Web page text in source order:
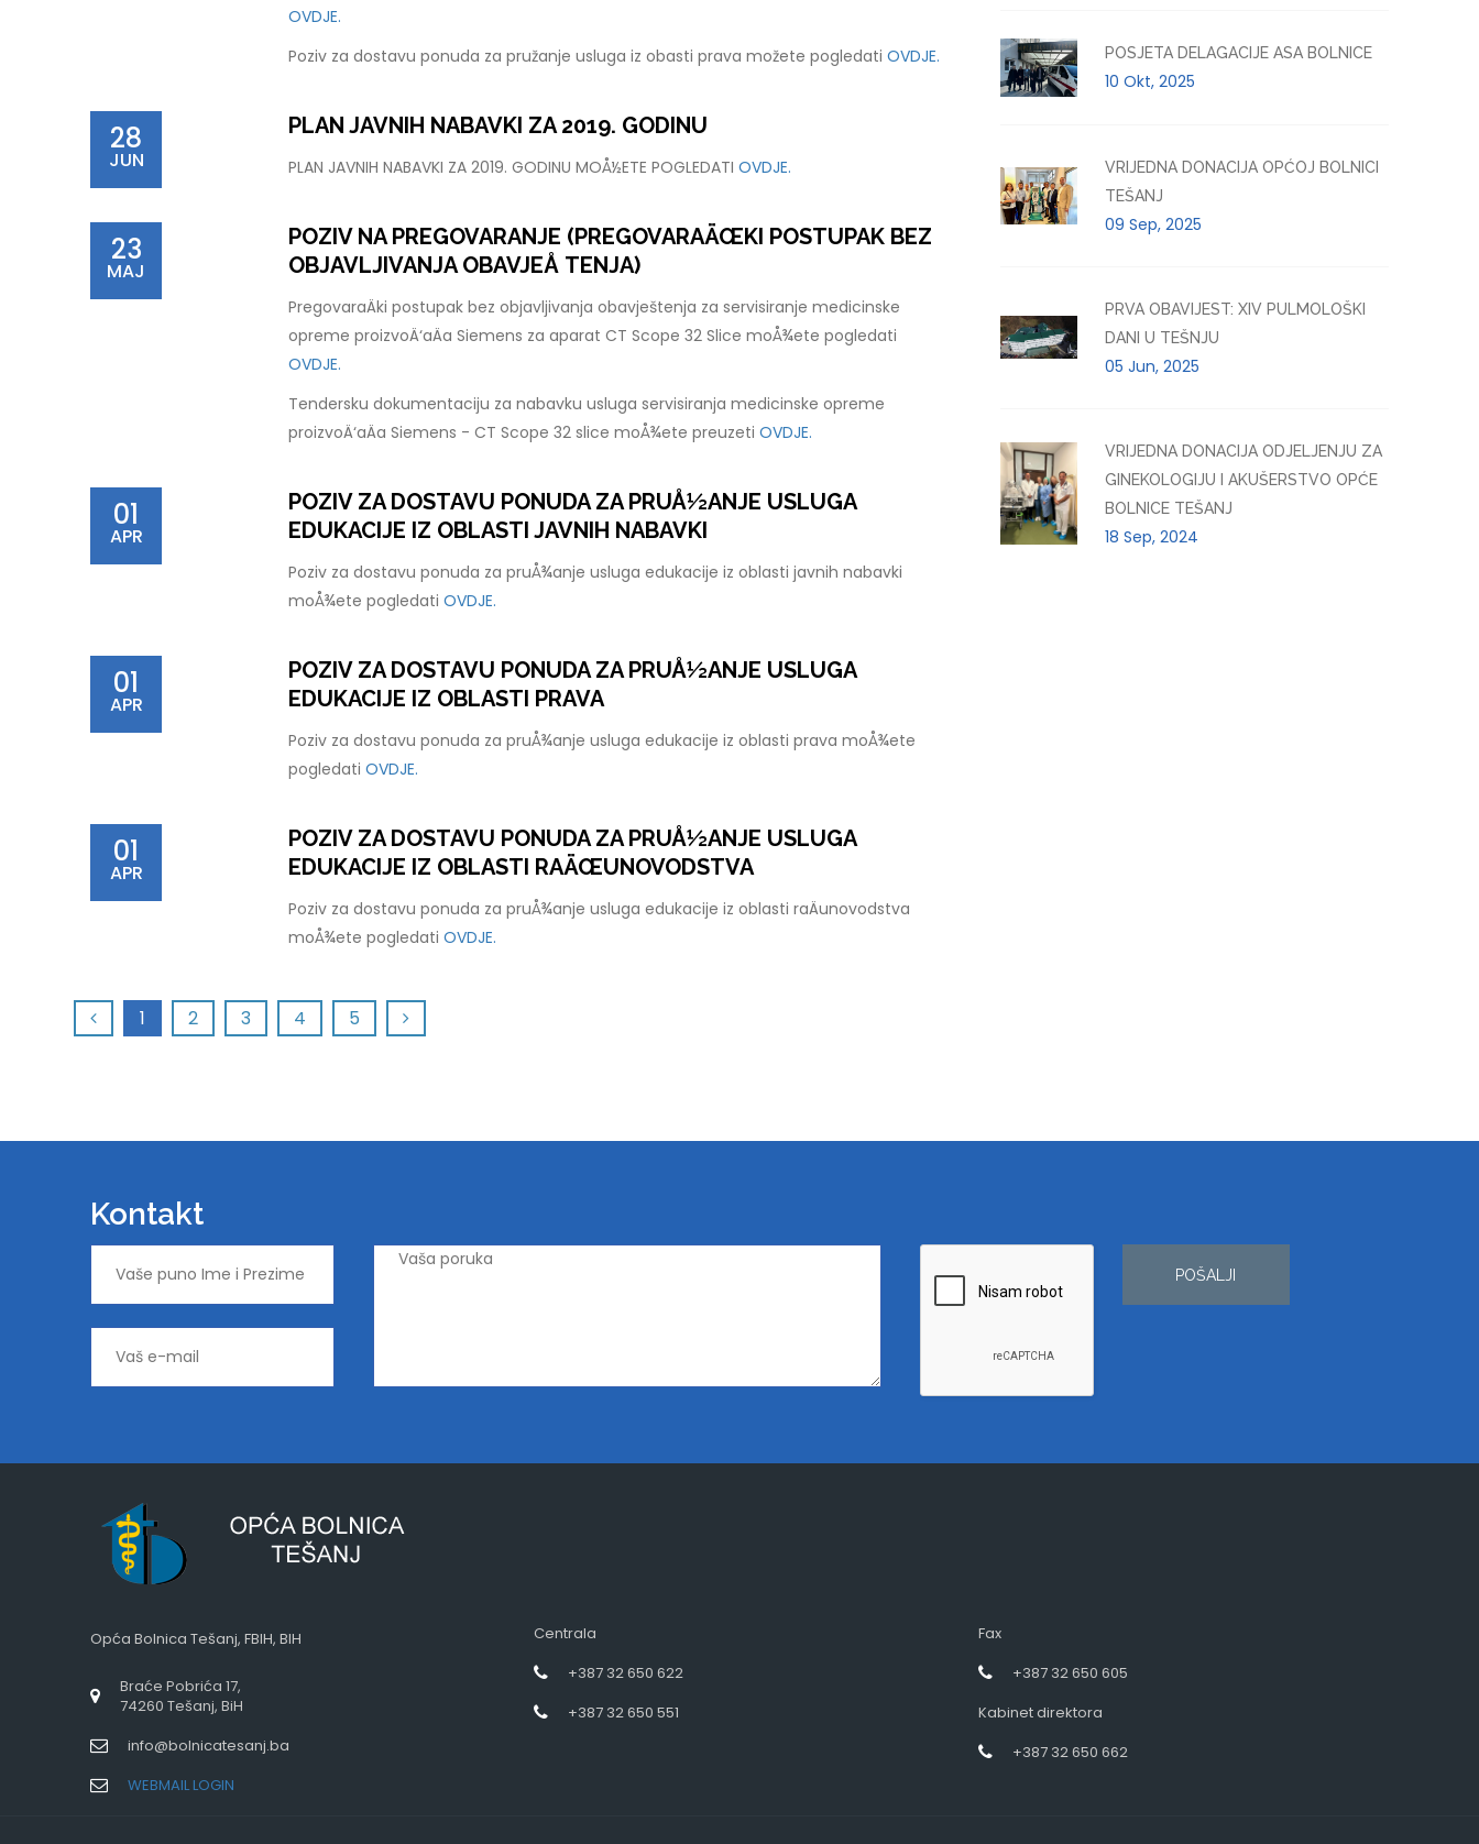
OVDJE.
Poziv za dostavu ponuda za pružanje usluga iz obasti prava možete pogledati OVDJE.
28
JUN
PLAN JAVNIH NABAVKI ZA 2019. GODINU
PLAN JAVNIH NABAVKI ZA 2019. GODINU MOÅ½ETE POGLEDATI OVDJE.
23
MAJ
POZIV NA PREGOVARANJE (PREGOVARAÄŒKI POSTUPAK BEZ
OBJAVLJIVANJA OBAVJEÅ TENJA)
PregovaraÄki postupak bez objavljivanja obavještenja za servisiranje medicinske
opreme proizvoÄ‘aÄa Siemens za aparat CT Scope 32 Slice moÅ¾ete pogledati
OVDJE.
Tendersku dokumentaciju za nabavku usluga servisiranja medicinske opreme
proizvoÄ‘aÄa Siemens - CT Scope 32 slice moÅ¾ete preuzeti OVDJE.
01
APR
POZIV ZA DOSTAVU PONUDA ZA PRUÅ½ANJE USLUGA
EDUKACIJE IZ OBLASTI JAVNIH NABAVKI
Poziv za dostavu ponuda za pruÅ¾anje usluga edukacije iz oblasti javnih nabavki
moÅ¾ete pogledati OVDJE.
01
APR
POZIV ZA DOSTAVU PONUDA ZA PRUÅ½ANJE USLUGA
EDUKACIJE IZ OBLASTI PRAVA
Poziv za dostavu ponuda za pruÅ¾anje usluga edukacije iz oblasti prava moÅ¾ete
pogledati OVDJE.
01
APR
POZIV ZA DOSTAVU PONUDA ZA PRUÅ½ANJE USLUGA
EDUKACIJE IZ OBLASTI RAÄŒUNOVODSTVA
Poziv za dostavu ponuda za pruÅ¾anje usluga edukacije iz oblasti raÄunovodstva
moÅ¾ete pogledati OVDJE.
1 2 3 4 5
POSJETA DELAGACIJE ASA BOLNICE
10 Okt, 2025
VRIJEDNA DONACIJA OPĆOJ BOLNICI
TEŠANJ
09 Sep, 2025
PRVA OBAVIJEST: XIV PULMOLOŠKI
DANI U TEŠNJU
05 Jun, 2025
VRIJEDNA DONACIJA ODJELJENJU ZA
GINEKOLOGIJU I AKUŠERSTVO OPĆE
BOLNICE TEŠANJ
18 Sep, 2024
Kontakt
POŠALJI
Opća Bolnica Tešanj, FBIH, BIH
Braće Pobrića 17,
74260 Tešanj, BiH
info@bolnicatesanj.ba
WEBMAIL LOGIN
Centrala
+387 32 650 622
+387 32 650 551
Fax
+387 32 650 605
Kabinet direktora
+387 32 650 662